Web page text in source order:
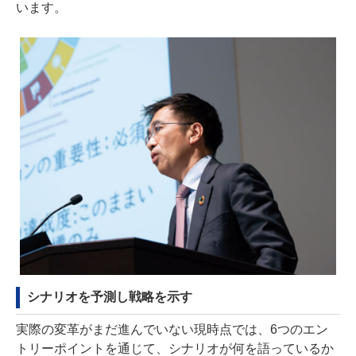
います。
シナリオを予測し戦略を示す
実際の変革がまだ進んでいない現時点では、6つのエン
トリーポイントを通じて、シナリオが何を語っているか